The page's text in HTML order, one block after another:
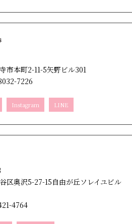
市本町2-11-5矢野ビル301
7226
Instagram LINE
区奥沢5-27-15自由が丘ソレイユビル
4764